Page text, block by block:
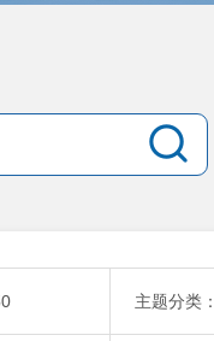
主题分类：